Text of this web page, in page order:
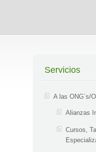
Servicios
A las ONG´s/
Alianzas
Cursos,